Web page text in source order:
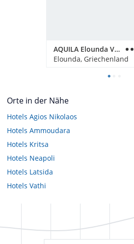
AQUILA Elounda Village Hotel
Elounda, Griechenland
Orte in der Nähe
Hotels Agios Nikolaos
Hotels Ammoudara
Hotels Kritsa
Hotels Neapoli
Hotels Latsida
Hotels Vathi